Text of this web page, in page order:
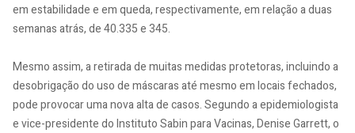
em estabilidade e em queda, respectivamente, em relação a duas
semanas atrás, de 40.335 e 345.
Mesmo assim, a retirada de muitas medidas protetoras, incluindo a
desobrigação do uso de máscaras até mesmo em locais fechados,
pode provocar uma nova alta de casos. Segundo a epidemiologista
e vice-presidente do Instituto Sabin para Vacinas, Denise Garrett, o